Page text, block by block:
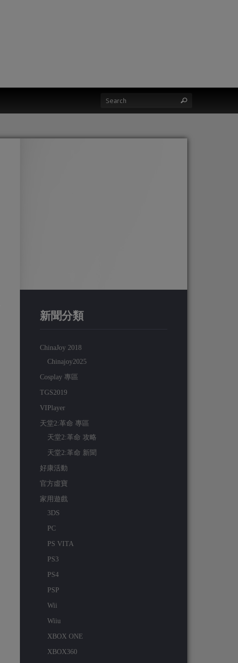
新聞分類
ChinaJoy 2018
Chinajoy2025
Cosplay 專區
TGS2019
VIPlayer
天堂2:革命 專區
天堂2:革命 攻略
天堂2:革命 新聞
好康活動
官方虛寶
家用遊戲
3DS
PC
PS VITA
PS3
PS4
PSP
Wii
Wiiu
XBOX ONE
XBOX360